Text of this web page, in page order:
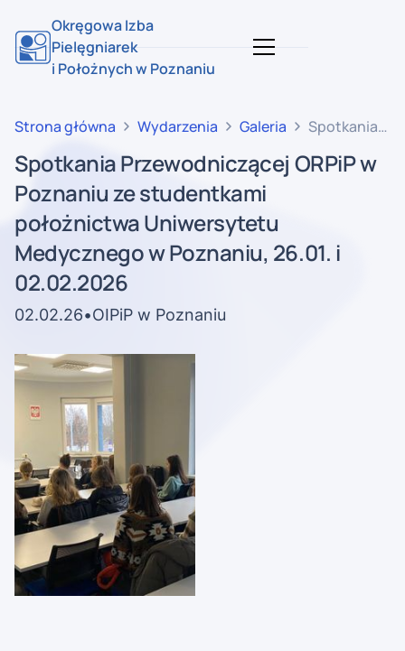
Okręgowa Izba
Pielęgniarek
i Położnych w Poznaniu
Strona główna Wydarzenia Galeria
Spotkania
ORPiP w
położnictwa
Spotkania Przewodniczącej ORPiP w
Poznaniu ze studentkami
położnictwa Uniwersytetu
Medycznego w Poznaniu, 26.01. i
02.02.2026
02.02.26•OIPiP w Poznaniu